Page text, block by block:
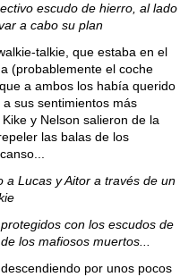
escudo de hierro, al lado
a cabo su plan
talkie, que estaba en el
(probablemente el coche
a ambos los había querido
sus sentimientos más
y Nelson salieron de la
las balas de los
a Lucas y Aitor a través de un
con los escudos de
los mafiosos muertos...
por unos pocos